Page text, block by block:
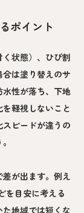
ポイント
状態）、ひび割
は塗り替えのサ
性が落ち、下地
軽視しないこと
ピードが違うの
が出ます。例え
を目安に考える
地域では短くな